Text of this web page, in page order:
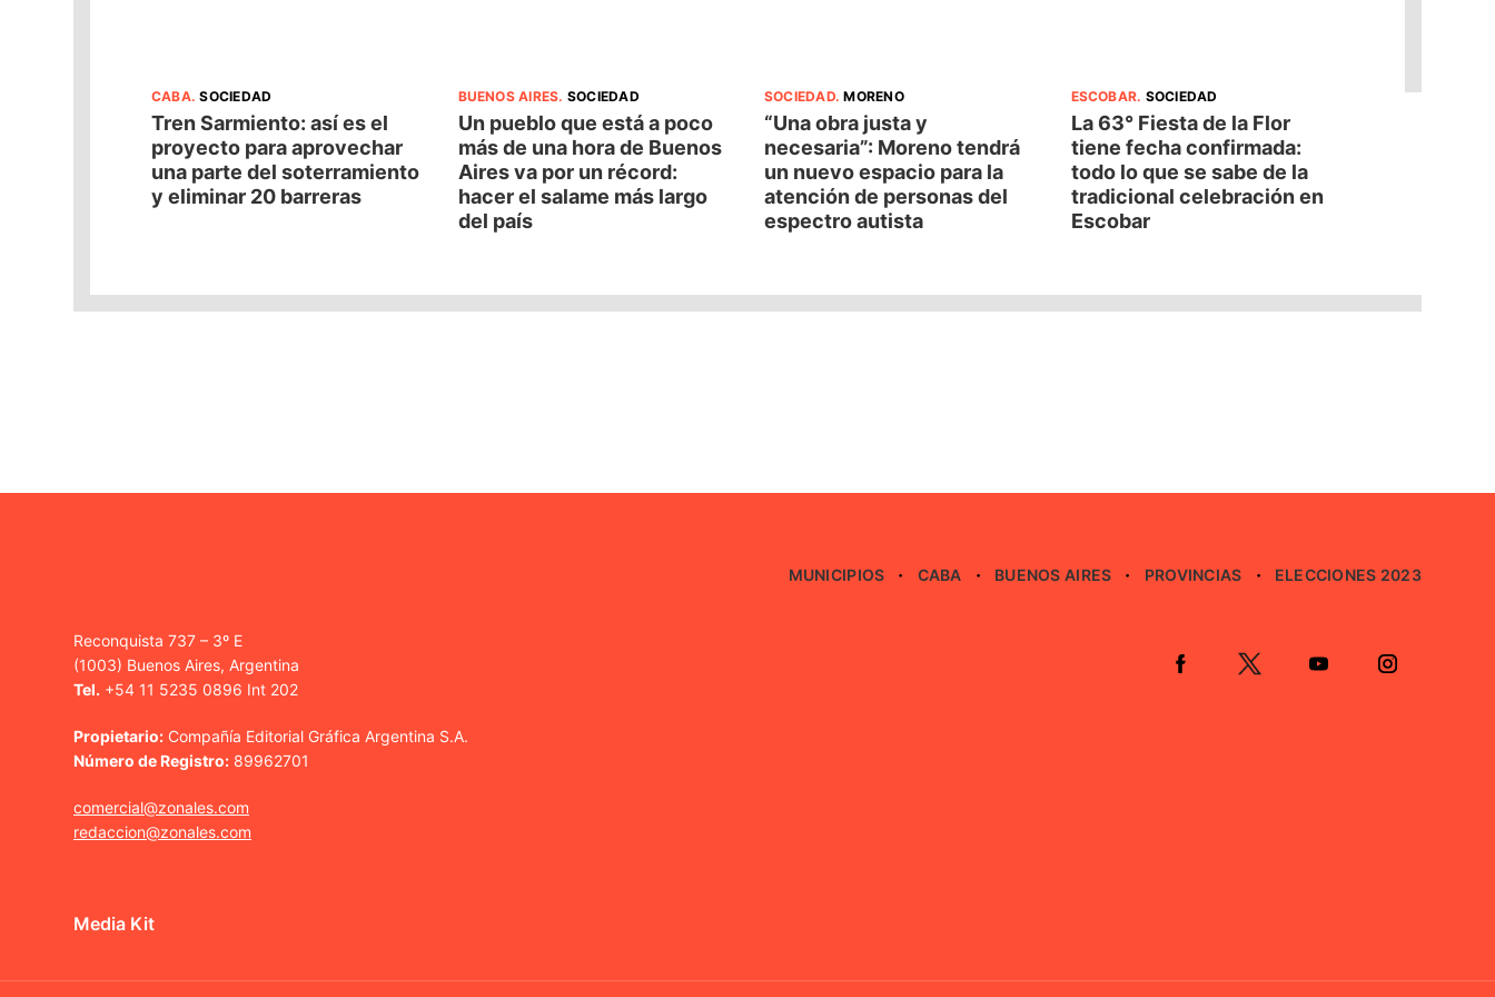
CABA.SOCIEDAD
Tren Sarmiento: así es el
proyecto para aprovechar
una parte del soterramiento
y eliminar 20 barreras
BUENOS AIRES. SOCIEDAD
Un pueblo que está a poco
más de una hora de Buenos
Aires va por un récord:
hacer el salame más largo
del país
SOCIEDAD.MORENO
“Una obra justa y
necesaria”: Moreno tendrá
un nuevo espacio para la
atención de personas del
espectro autista
ESCOBAR. SOCIEDAD
La 63° Fiesta de la Flor
tiene fecha confirmada:
todo lo que se sabe de la
tradicional celebración en
Escobar
MUNICIPIOS CABA BUENOS AIRES PROVINCIAS ELECCIONES 2023
Reconquista 737 – 3º E
(1003) Buenos Aires, Argentina
Tel. +54 11 5235 0896 Int 202
Propietario: Compañía Editorial Gráfica Argentina S.A.
Número de Registro: 89962701
comercial@zonales.com
redaccion@zonales.com
Media Kit